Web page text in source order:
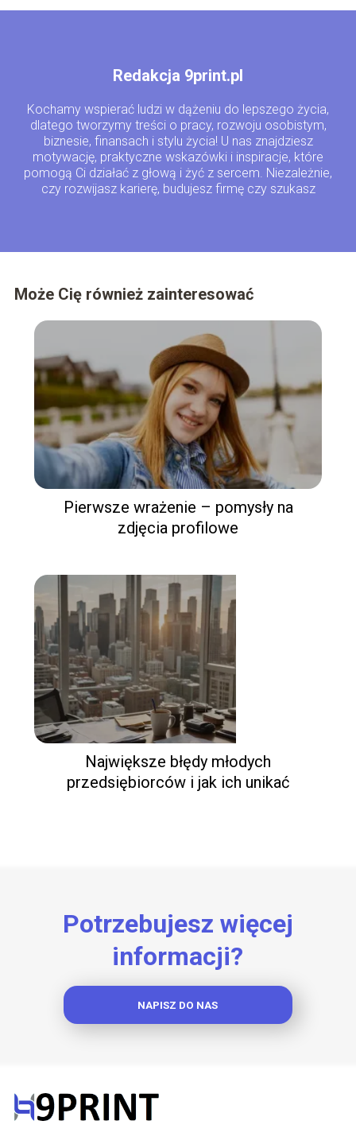
Redakcja 9print.pl
Kochamy wspierać ludzi w dążeniu do lepszego życia,
dlatego tworzymy treści o pracy, rozwoju osobistym,
biznesie, finansach i stylu życia! U nas znajdziesz
motywację, praktyczne wskazówki i inspiracje, które
pomogą Ci działać z głową i żyć z sercem. Niezależnie,
czy rozwijasz karierę, budujesz firmę czy szukasz
Może Cię również zainteresować
Pierwsze wrażenie – pomysły na
zdjęcia profilowe
Największe błędy młodych
przedsiębiorców i jak ich unikać
Potrzebujesz więcej
informacji?
NAPISZ DO NAS